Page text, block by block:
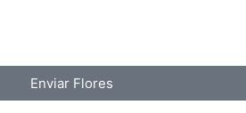
Enviar Flores